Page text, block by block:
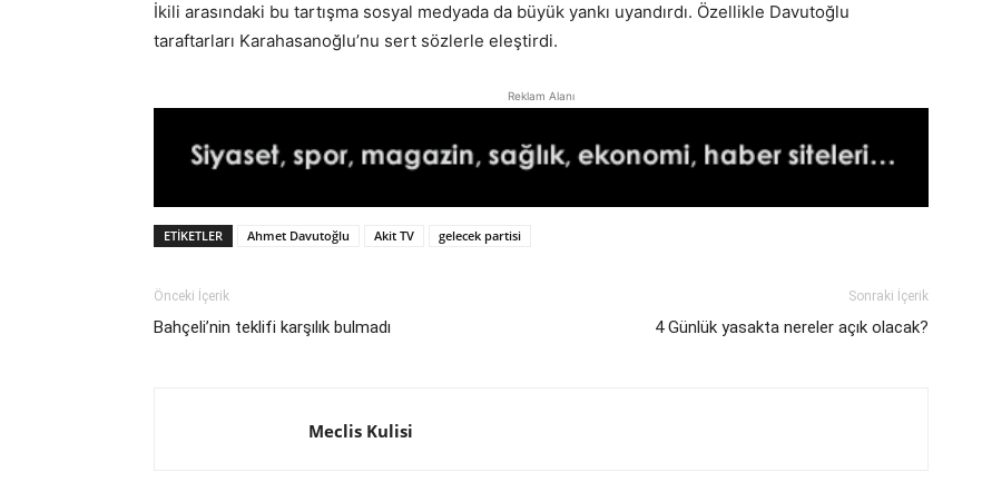
İkili arasındaki bu tartışma sosyal medyada da büyük yankı uyandırdı. Özellikle Davutoğlu
taraftarları Karahasanoğlu’nu sert sözlerle eleştirdi.
Reklam Alanı
ETIKETLER Ahmet Davutoğlu Akit TV gelecek partisi
Önceki İçerik
Bahçeli’nin teklifi karşılık bulmadı
Sonraki İçerik
4 Günlük yasakta nereler açık olacak?
Meclis Kulisi